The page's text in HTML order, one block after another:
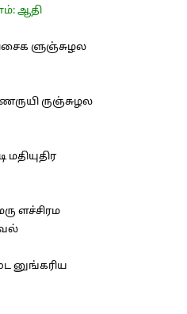
ஆதி
ளுஞ்சுழல
ருஞ்சுழல
ளச்சிரம
னுங்கரிய